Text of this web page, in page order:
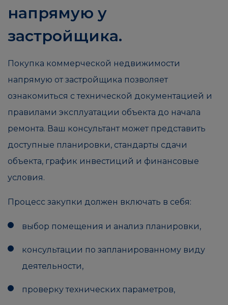
напрямую у
застройщика.
Покупка коммерческой недвижимости
напрямую от застройщика позволяет
ознакомиться с технической документацией и
правилами эксплуатации объекта до начала
ремонта. Ваш консультант может представить
доступные планировки, стандарты сдачи
объекта, график инвестиций и финансовые
условия.
Процесс закупки должен включать в себя:
выбор помещения и анализ планировки,
консультации по запланированному виду
деятельности,
проверку технических параметров,